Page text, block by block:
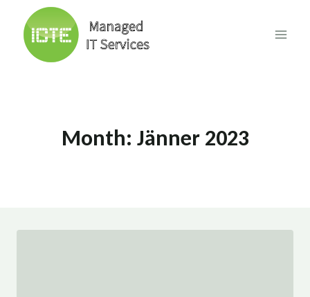
content
Month: Jänner 2023